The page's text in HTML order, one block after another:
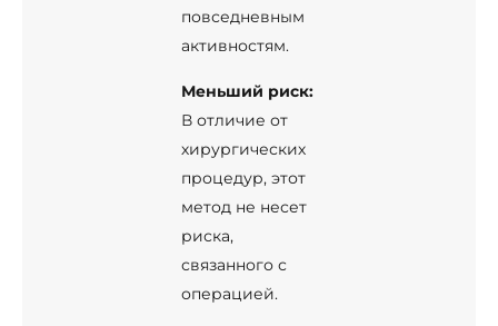
повседневным
активностям.
Меньший риск:
В отличие от
хирургических
процедур, этот
метод не несет
риска,
связанного с
операцией.